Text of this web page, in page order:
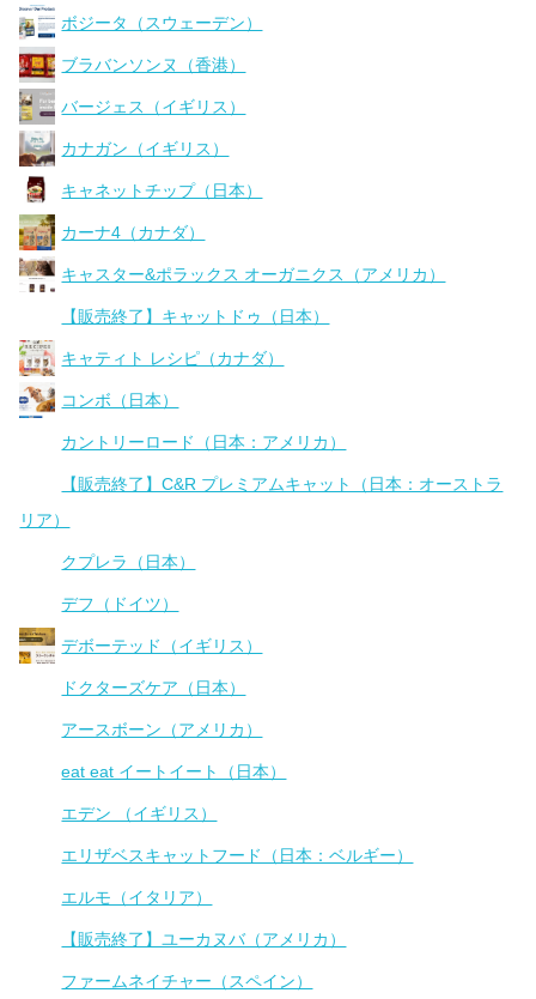
ボジータ（スウェーデン）
ブラバンソンヌ（香港）
バージェス（イギリス）
カナガン（イギリス）
キャネットチップ（日本）
カーナ4（カナダ）
キャスター&ポラックス オーガニクス（アメリカ）
【販売終了】キャットドゥ（日本）
キャティト レシピ（カナダ）
コンボ（日本）
カントリーロード（日本：アメリカ）
【販売終了】C&R プレミアムキャット（日本：オーストラ
リア）
クプレラ（日本）
デフ（ドイツ）
デボーテッド（イギリス）
ドクターズケア（日本）
アースボーン（アメリカ）
eat eat イートイート（日本）
エデン （イギリス）
エリザベスキャットフード（日本：ベルギー）
エルモ（イタリア）
【販売終了】ユーカヌバ（アメリカ）
ファームネイチャー（スペイン）